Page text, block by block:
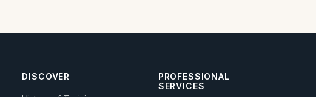
DISCOVER
PROFESSIONAL
SERVICES